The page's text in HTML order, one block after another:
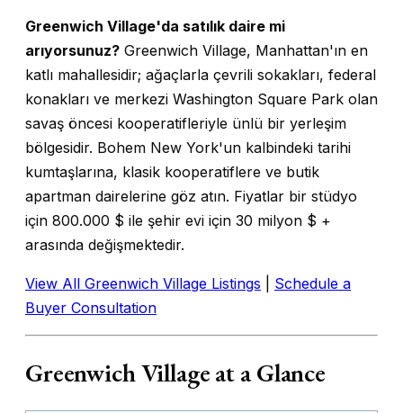
Greenwich Village'da satılık daire mi
arıyorsunuz? Greenwich Village, Manhattan'ın en
katlı mahallesidir; ağaçlarla çevrili sokakları, federal
konakları ve merkezi Washington Square Park olan
savaş öncesi kooperatifleriyle ünlü bir yerleşim
bölgesidir. Bohem New York'un kalbindeki tarihi
kumtaşlarına, klasik kooperatiflere ve butik
apartman dairelerine göz atın. Fiyatlar bir stüdyo
için 800.000 $ ile şehir evi için 30 milyon $ +
arasında değişmektedir.
View All Greenwich Village Listings
Schedule a
Buyer Consultation
Greenwich Village at a Glance